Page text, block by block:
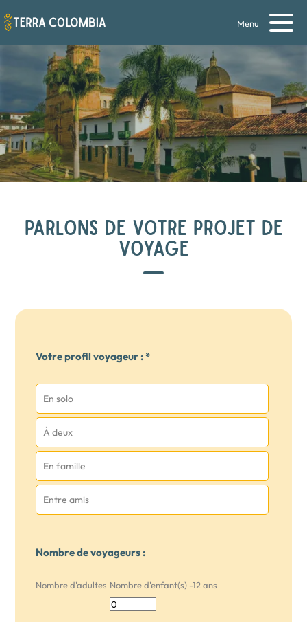
Menu
PARLONS DE VOTRE PROJET DE
VOYAGE
Votre profil voyageur : *
En solo
À deux
En famille
Entre amis
Nombre de voyageurs :
Nombre d'adultes Nombre d'enfant(s) -12 ans